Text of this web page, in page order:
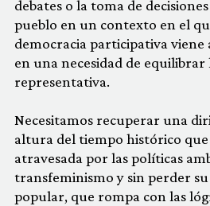
debates o la toma de
pueblo en un contexto en el
democracia participativa viene
en una necesidad de equilibrar
representativa.
Necesitamos recuperar una
altura del tiempo histórico
atravesada por las políticas
transfeminismo y sin perder
popular, que rompa con las